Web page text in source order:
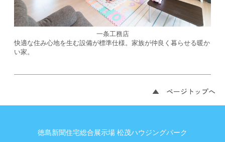
一条工務店
快適な住み心地を生む設備が標準仕様。家族が仲良く暮らせる暖か
い家。
▲ ページトップへ
徳島新聞住宅総合展示場 松茂ハウジングパーク